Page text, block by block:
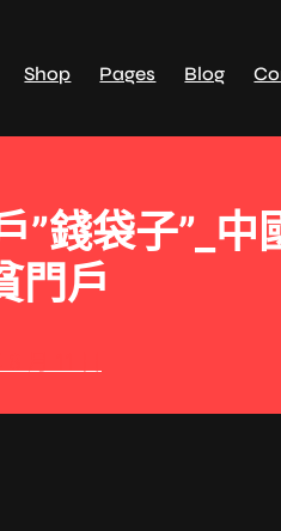
Shop Pages Blog
錢袋子”_中
門戶